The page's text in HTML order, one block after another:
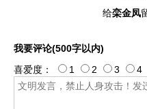
给栾金凤
我要评论(500字以内)
喜爱度： 1 2 3 4